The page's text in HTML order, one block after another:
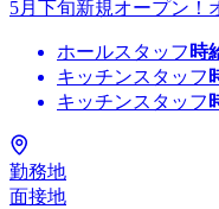
5月下旬新規オープン！
ホールスタッフ 時
キッチンスタッフ
キッチンスタッフ
勤務地
面接地